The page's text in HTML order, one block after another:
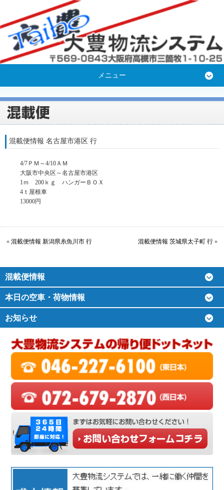
メニュー
混載便情報 名古屋市港区 行
4/7ＰＭ～4/10ＡＭ
大阪市中央区～名古屋市港区
1ｍ 200ｋｇ ハンガーＢＯＸ
4ｔ屋根車
13000円
« 混載便情報 新潟県糸魚川市 行 混載便情報 茨城県太子町 行 »
混載便情報
本日の空車・荷物情報
お知らせ